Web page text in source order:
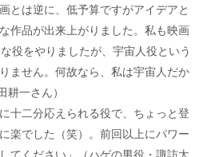
とは逆に、低予算ですがアイデアと
作品が出来上がりました。私も映画
役をやりましたが、宇宙人役という
ません。何故なら、私は宇宙人だか
一さん）
十二分応えられる役で、ちょっと登
楽でした（笑）。前回以上にパワー